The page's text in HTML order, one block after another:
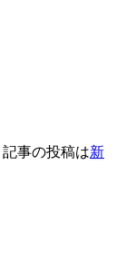
事の投稿は新